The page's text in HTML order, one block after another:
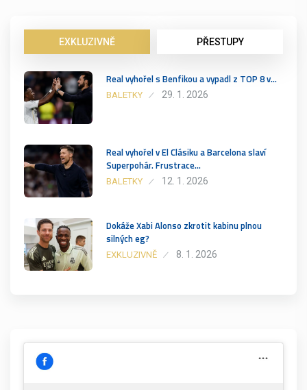
EXKLUZIVNĚ PŘESTUPY
Real vyhořel s Benfikou a vypadl z TOP 8 v…
BALETKY 29. 1. 2026
Real vyhořel v El Clásiku a Barcelona slaví
Superpohár. Frustrace…
BALETKY 12. 1. 2026
Dokáže Xabi Alonso zkrotit kabinu plnou
silných eg?
EXKLUZIVNĚ 8. 1. 2026